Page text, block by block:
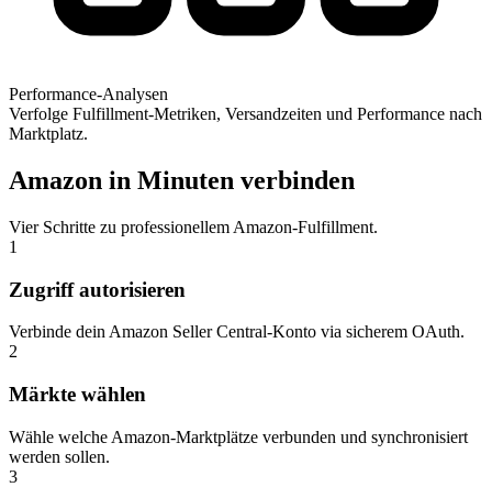
Performance-Analysen
Verfolge Fulfillment-Metriken, Versandzeiten und Performance nach
Marktplatz.
Amazon in Minuten verbinden
Vier Schritte zu professionellem Amazon-Fulfillment.
1
Zugriff autorisieren
Verbinde dein Amazon Seller Central-Konto via sicherem OAuth.
2
Märkte wählen
Wähle welche Amazon-Marktplätze verbunden und synchronisiert
werden sollen.
3